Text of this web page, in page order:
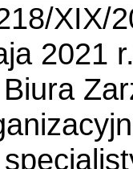
XIX/
2021